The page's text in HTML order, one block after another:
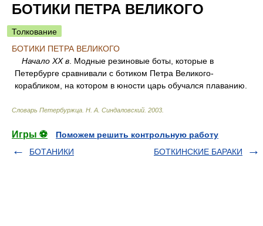
БОТИКИ ПЕТРА ВЕЛИКОГО
Толкование
БОТИКИ ПЕТРА ВЕЛИКОГО
Начало XX в . Модные резиновые боты, которые в
Петербурге сравнивали с ботиком Петра Великого-
корабликом, на котором в юности царь обучался плаванию.
Словарь Петербуржца Н. А. Синдаловский 2003
Игры ⚽
Поможем решить контрольную работу
БОТАНИКИ
БОТКИНСКИЕ БАРАКИ